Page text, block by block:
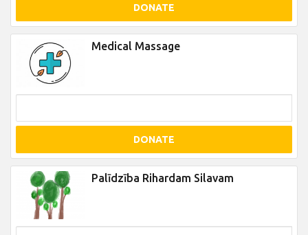
DONATE
Medical Massage
DONATE
Palīdzība Rihardam Silavam